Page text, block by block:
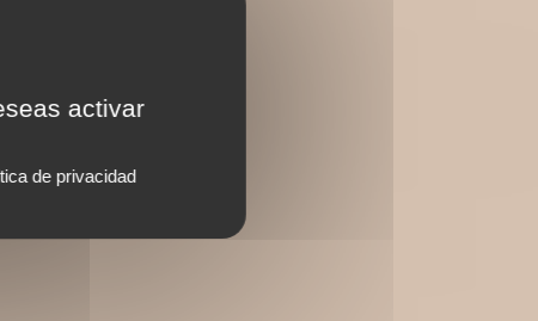
activar
de privacidad